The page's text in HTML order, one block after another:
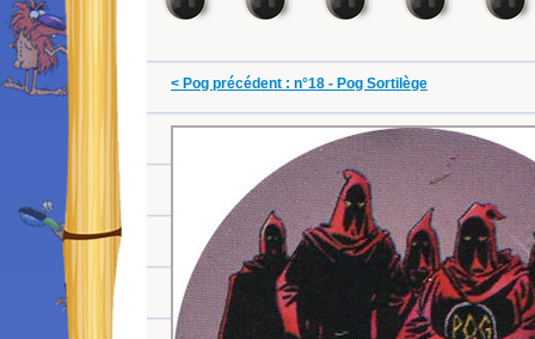
< Pog précédent : n°18 - Pog Sortilège